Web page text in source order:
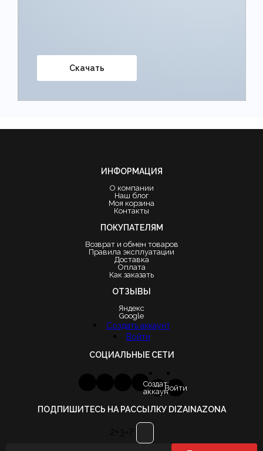
Скачать
ИНФОРМАЦИЯ
О компании
Наш блог
Моя корзина
Контакты
ПОКУПАТЕЛЯМ
Возврат и обмен товаров
Правила эксплуатации
Доставка
Оплата
Как заказать
ОТЗЫВЫ
Яндекс
Google
Создать аккаунт
Войти
СОЦИАЛЬНЫЕ СЕТИ
Создать
аккаунтВойти
ПОДПИШИТЕСЬ НА РАССЫЛКУ DIZAINAZONA
2+3=?